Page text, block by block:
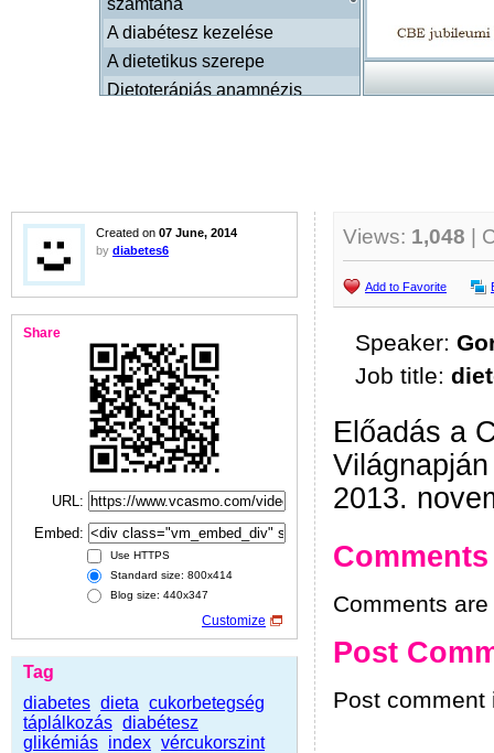
Created on 07 June, 2014
by diabetes6
Share
URL:
Embed:
Use HTTPS
Standard size: 800x414
Blog size: 440x347
Customize
Tag
diabetes dieta cukorbetegség
táplálkozás diabétesz
glikémiás index vércukorszint
Views: 1,048 |
Add to Favorite
Speaker:
Job title:
Előadás a
Világnapján
2013.
Comments
Comments
Post
Post comment